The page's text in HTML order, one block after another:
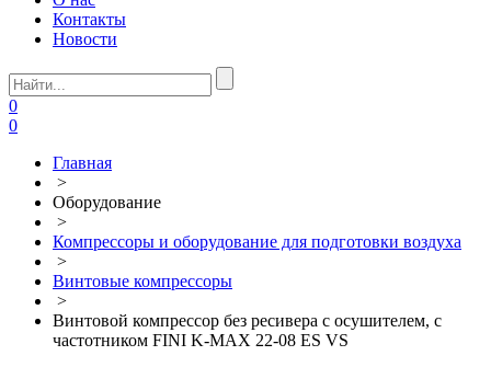
Контакты
Новости
0
0
Главная
>
Оборудование
>
Компрессоры и оборудование для подготовки воздуха
>
Винтовые компрессоры
>
Винтовой компрессор без ресивера с осушителем, с
частотником FINI K-MAX 22-08 ES VS